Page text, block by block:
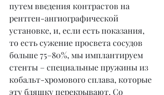
путем введения контрастов на
рентген-ангиографической
установке, и, если есть показания,
то есть сужение просвета сосудов
больше 75–80%, мы имплантируем
стенты – специальные пружины из
кобальт-хромового сплава, которые
эту бляшку перекрывают. Со